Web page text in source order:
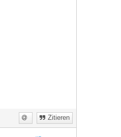
Zitieren